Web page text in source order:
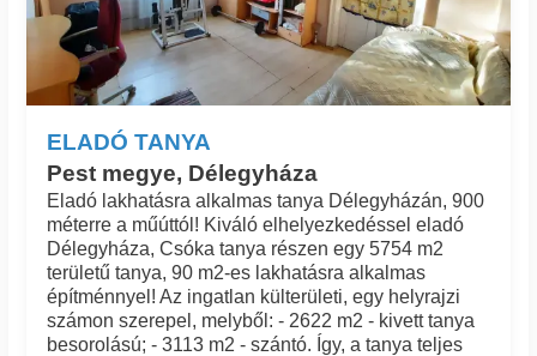
ELADÓ TANYA
Pest megye, Délegyháza
Eladó lakhatásra alkalmas tanya Délegyházán, 900
méterre a műúttól! Kiváló elhelyezkedéssel eladó
Délegyháza, Csóka tanya részen egy 5754 m2
területű tanya, 90 m2-es lakhatásra alkalmas
építménnyel! Az ingatlan külterületi, egy helyrajzi
számon szerepel, melyből: - 2622 m2 - kivett tanya
besorolású; - 3113 m2 - szántó. Így, a tanya teljes